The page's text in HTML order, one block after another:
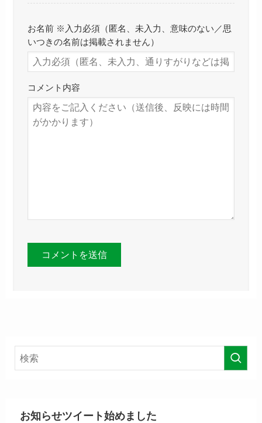
お名前 ※入力必須（匿名、未入力、意味のない／思
いつきの名前は掲載されません）
コメント内容
お知らせツイート始めました